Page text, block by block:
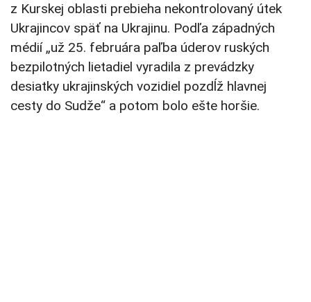
z Kurskej oblasti prebieha nekontrolovaný útek
Ukrajincov späť na Ukrajinu. Podľa západných
médií „už 25. februára paľba úderov ruských
bezpilotných lietadiel vyradila z prevádzky
desiatky ukrajinských vozidiel pozdĺž hlavnej
cesty do Sudže“ a potom bolo ešte horšie.